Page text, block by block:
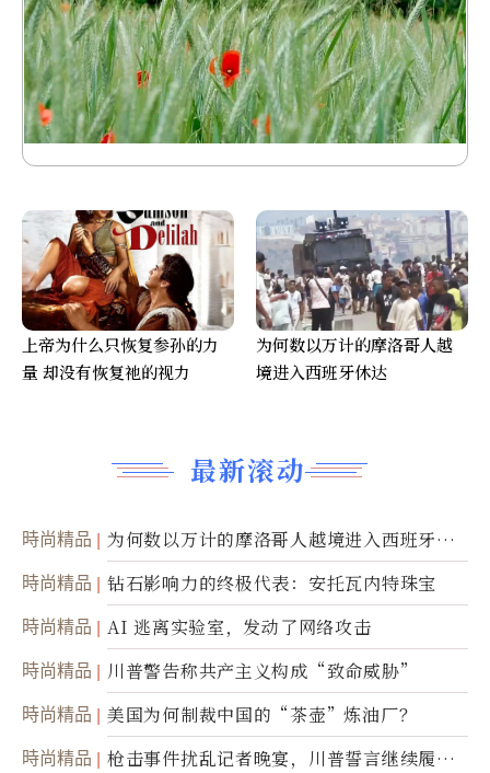
最新滚动
時尚精品
为何数以万计的摩洛哥人越境进入西班牙休
达
時尚精品 钻石影响力的终极代表：安托瓦内特珠宝
時尚精品 AI 逃离实验室，发动了网络攻击
時尚精品 川普警告称共产主义构成“致命威胁”
時尚精品 美国为何制裁中国的“茶壶”炼油厂？
時尚精品
枪击事件扰乱记者晚宴，川普誓言继续履行
上帝为什么只恢复参孙的力
量 却没有恢复祂的视力
为何数以万计的摩洛哥人越
境进入西班牙休达